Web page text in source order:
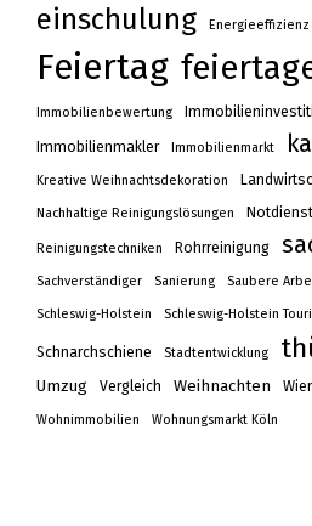
einschulung Energieeffizienz
Feiertag
Immobilienbewertung
Immobilienmakler Immobilienmarkt
Kreative Weihnachtsdekoration
Nachhaltige Reinigungslösungen Notdienst
Reinigungstechniken Rohrreinigung
Sachverständiger Sanierung Saubere
Schleswig-Holstein Schleswig-Holstein
Schnarchschiene Stadtentwicklung
Umzug Vergleich Weihnachten
Wohnimmobilien Wohnungsmarkt Köln